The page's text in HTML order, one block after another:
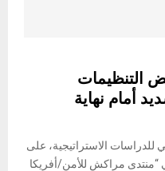
التنظيمات
أمام نهاية
للدراسات الاستراتيجية، على
“منتدى مراكش للأمن/أفريكا